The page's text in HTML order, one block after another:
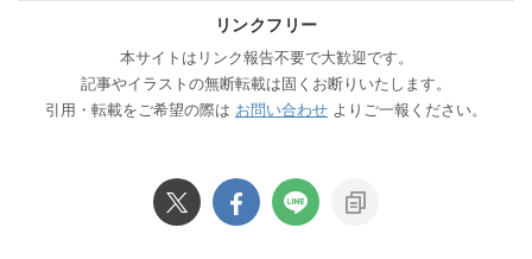
リンクフリー
本サイトはリンク報告不要で大歓迎です。
記事やイラストの無断転載は固くお断りいたします。
引用・転載をご希望の際は お問い合わせ よりご一報ください。